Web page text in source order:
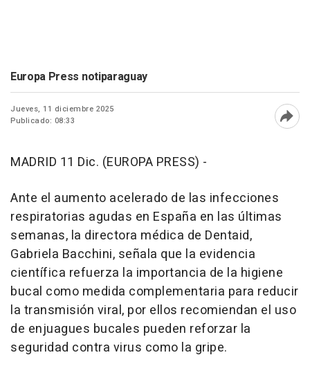
Europa Press notiparaguay
Jueves, 11 diciembre 2025
Publicado: 08:33
MADRID 11 Dic. (EUROPA PRESS) -
Ante el aumento acelerado de las infecciones
respiratorias agudas en España en las últimas
semanas, la directora médica de Dentaid,
Gabriela Bacchini, señala que la evidencia
científica refuerza la importancia de la higiene
bucal como medida complementaria para reducir
la transmisión viral, por ellos recomiendan el uso
de enjuagues bucales pueden reforzar la
seguridad contra virus como la gripe.